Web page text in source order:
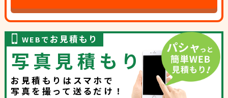
WEBでお見積もり
お見積もりはスマホで
写真を撮って送るだけ！
写真見積もり